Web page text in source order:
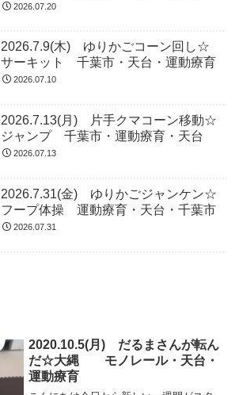
2026.07.20
2026.7.9(木) ゆりかごコーン回し☆
サーキット 千葉市・天台・運動療育
2026.07.10
2026.7.13(月) 片手クマコーン移動☆
ジャンプ 千葉市・運動療育・天台
2026.07.13
2026.7.31(金) ゆりかごジャンケン☆
フープ体操 運動療育・天台・千葉市
2026.07.31
2020.10.5(月) だるまさんが転ん
だ☆大縄 モノレール・天台・
運動療育